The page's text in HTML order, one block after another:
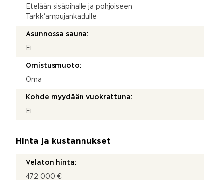
Etelään sisäpihalle ja pohjoiseen
Tarkk'ampujankadulle
Asunnossa sauna:
Ei
Omistusmuoto:
Oma
Kohde myydään vuokrattuna:
Ei
Hinta ja kustannukset
Velaton hinta:
472 000 €